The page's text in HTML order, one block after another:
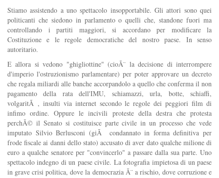
Stiamo assistendo a uno spettacolo insopportabile. Gli attori sono quei
politicanti che siedono in parlamento o quelli che, standone fuori ma
controllando i partiti maggiori, si accordano per modificare la
Costituzione e le regole democratiche del nostro paese. In senso
autoritario.
E allora si vedono "ghigliottine" (cioÃ¨ la decisione di interrompere
d'imperio l'ostruzionismo parlamentare) per poter approvare un decreto
che regala miliardi alle banche accorpandolo a quello che conferma il non
pagamento della rata dell'IMU, schiamazzi, urla, botte, schiaffi,
volgaritÃ , insulti via internet secondo le regole dei peggiori film di
infimo ordine. Oppure le incivili proteste della destra che protesta
perchÃ© il Senato si costituisce parte civile in un processo che vede
imputato Silvio Berlusconi (giÃ condannato in forma definitiva per
frode fiscale ai danni dello stato) accusato di aver dato qualche milione di
euro a qualche senatore per "convincerlo" a passare dalla sua parte. Uno
spettacolo indegno di un paese civile. La fotografia impietosa di un paese
in grave crisi politica, dove la democrazia Ã¨ a rischio, dove corruzione e